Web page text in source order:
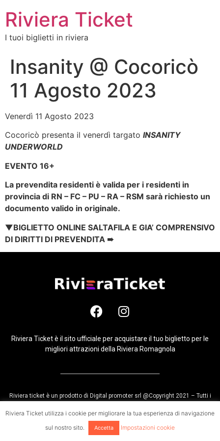
Riviera Ticket
I tuoi biglietti in riviera
Insanity @ Cocoricò
11 Agosto 2023
Venerdì 11 Agosto 2023
Cocoricò presenta il venerdì targato INSANITY
UNDERWORLD
EVENTO 16+
La prevendita residenti è valida per i residenti in
provincia di RN – FC – PU – RA – RSM sarà richiesto un
documento valido in originale.
▼BIGLIETTO ONLINE SALTAFILA E GIA’ COMPRENSIVO
DI DIRITTI DI PREVENDITA ➠
Riviera Ticket è il sito ufficiale per acquistare il tuo biglietto per le
migliori attrazioni della Riviera Romagnola
Riviera ticket è un prodotto di Digital promoter srl @Copyright 2021 – Tutti i
Riviera Ticket utilizza i cookie per migliorare la tua esperienza di navigazione
sul nostro sito.
Accetta Impostazioni cookie